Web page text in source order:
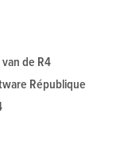
de R4
République